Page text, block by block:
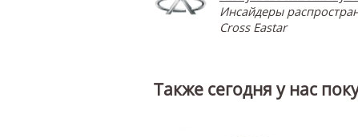
Инсайдеры
Cross Eastar
Также сегодня у нас